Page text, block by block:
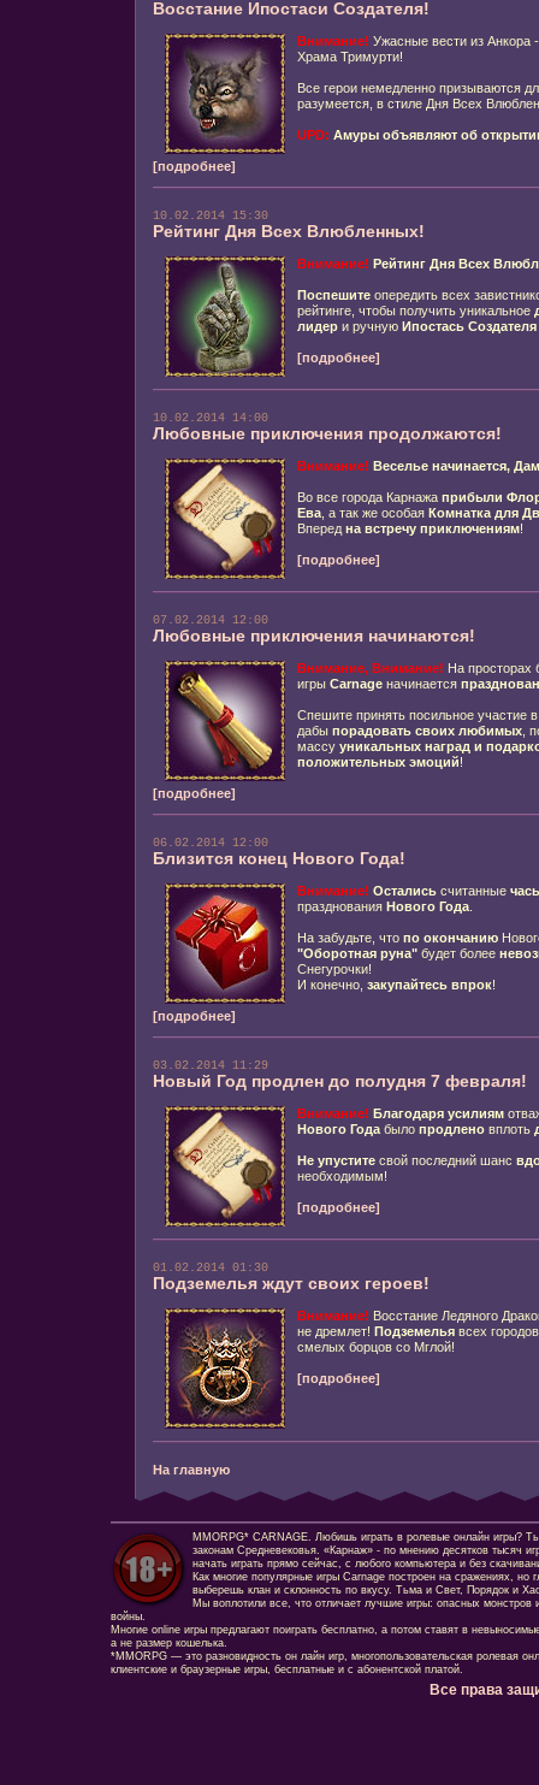
Восстание Ипостаси Создателя!
Внимание! Ужасные вести из Анкора
Храма Тримурти!
Все герои немедленно призываются
разумеется, в стиле Дня Всех
UPD: Амуры объявляют об
[подробнее]
10.02.2014 15:30
Рейтинг Дня Всех Влюбленных!
Внимание! Рейтинг Дня Всех
Поспешитеопередить всех
рейтинге, чтобы получить уникальное
лидери ручную Ипостась Создателя
[подробнее]
10.02.2014 14:00
Любовные приключения продолжаются!
Внимание! Веселье начинается,
Во все города Карнажа прибыли
Ева, а так же особая Комнатка для
Вперед на встречу приключениям!
[подробнее]
07.02.2014 12:00
Любовные приключения начинаются!
Внимание, Внимание! На просторах
игры Carnage начинается
Спешите принять посильное участие
дабы порадовать своих любимых,
массу уникальных наград и
положительных эмоций!
[подробнее]
06.02.2014 12:00
Близится конец Нового Года!
Внимание! Осталисьсчитанные
празднования Нового Года.
На забудьте, что по окончанию
"Оборотная руна"будет более
Снегурочки!
И конечно, закупайтесь впрок!
[подробнее]
03.02.2014 11:29
Новый Год продлен до полудня 7 февраля!
Внимание! Благодаря усилиям
Нового Годабыло продлено вплоть
Не упуститесвой последний шанс
необходимым!
[подробнее]
01.02.2014 01:30
Подземелья ждут своих героев!
Внимание! Восстание Ледяного
не дремлет! Подземельявсех
смелых борцов со Мглой!
[подробнее]
На главную
MMORPG* CARNAGE. Любишь играть в ролевые онлайн игры?
законам Средневековья. «Карнаж» - по мнению десятков тысяч
начать играть прямо сейчас, с любого компьютера и без
Как многие популярные игры Carnage построен на сражениях, но
выберешь клан и склонность по вкусу. Тьма и Свет, Порядок и
Мы воплотили все, что отличает лучшие игры: опасных монстров
войны.
Многие online игры предлагают поиграть бесплатно, а потом ставят в
а не размер кошелька.
*MMORPG — это разновидность он лайн игр, многопользовательская ролевая
клиентские и браузерные игры, бесплатные и с абонентской платой.
Все права